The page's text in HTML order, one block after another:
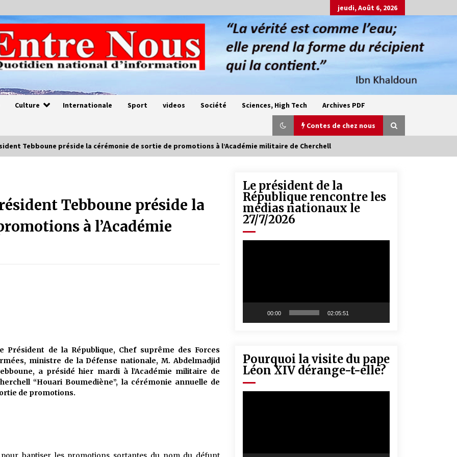
jeudi, Août 6, 2026
Culture Internationale Sport videos Société Sciences, High Tech Archives PDF
Contes de chez nous
Oum el Gaïla / L’ogresse du M’zab
4 ans ago
Quand on va vite
5 ans ago
Tebboune préside la cérémonie de sortie de promotions à l’Académie militaire de Cherchell
Tebboune préside la
à l’Académie
Président de la République, Chef suprême des Forces
ministre de la Défense nationale, M. Abdelmadjid
a présidé hier mardi à l’Académie militaire de
“Houari Boumediène”, la cérémonie annuelle de
de promotions.
Le président de la
République rencontre les
médias nationaux le
27/7/2026
00:00 02:05:51
Pourquoi la visite du pape
Léon XIV dérange-t-elle?